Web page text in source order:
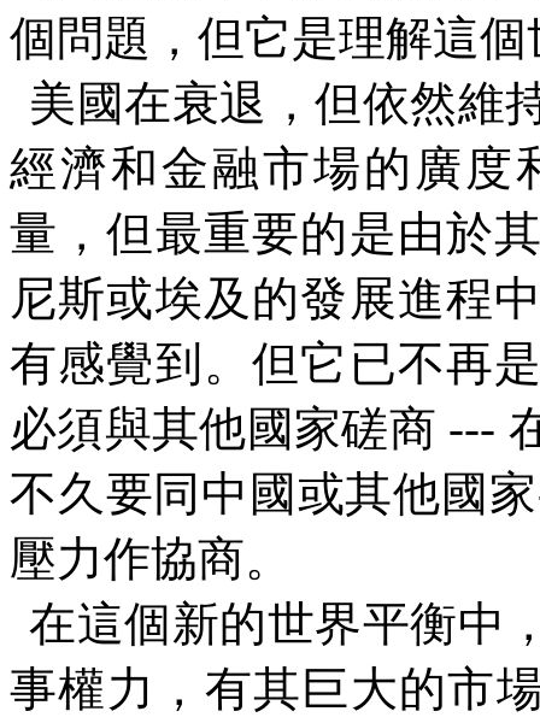
個問題，但它是理解這
美國在衰退，但依然維
經濟和金融市場的廣度
量，但最重要的是由於
尼斯或埃及的發展進程
有感覺到。但它已不再
必須與其他國家磋商 ---
不久要同中國或其他國家
壓力作協商。
在這個新的世界平衡中
事權力，有其巨大的市